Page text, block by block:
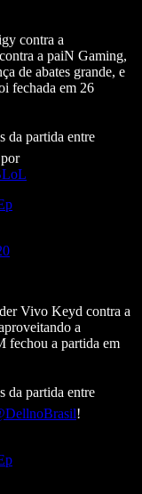
contra a
a paiN Gaming,
de abates grande, e
fechada em 26
da partida entre
Vivo Keyd contra a
a
fechou a partida em
da partida entre
!